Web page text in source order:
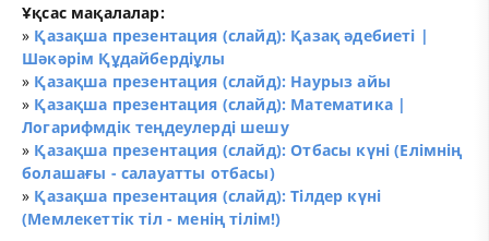
Ұқсас мақалалар:
» Қазақша презентация (слайд): Қазақ әдебиеті |
Шәкәрім Құдайбердіұлы
» Қазақша презентация (слайд): Наурыз айы
» Қазақша презентация (слайд): Математика |
Логарифмдік теңдеулерді шешу
» Қазақша презентация (слайд): Отбасы күні (Елімнің
болашағы - салауатты отбасы)
» Қазақша презентация (слайд): Тілдер күні
(Мемлекеттік тіл - менің тілім!)